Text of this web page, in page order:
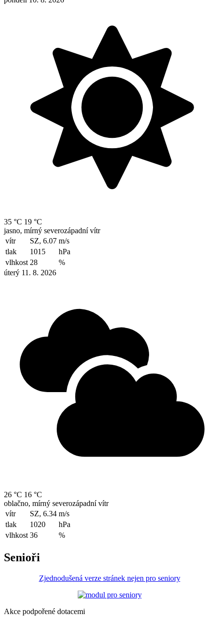
35 °C 19 °C
jasno, mírný severozápadní vítr
vítr
SZ, 6.07 m/s
tlak
1015
hPa
vlhkost 28
%
úterý 11. 8. 2026
26 °C 16 °C
oblačno, mírný severozápadní vítr
vítr
SZ, 6.34 m/s
tlak
1020
hPa
vlhkost 36 %
Senioři
Zjednodušená verze stránek nejen pro seniory
Akce podpořené dotacemi